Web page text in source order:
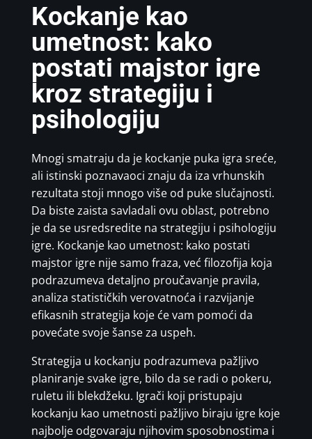
Kockanje kao
umetnost: kako
postati majstor igre
kroz strategiju i
psihologiju
Mnogi smatraju da je kockanje puka igra sreće,
ali istinski poznavaoci znaju da iza vrhunskih
rezultata stoji mnogo više od puke slučajnosti.
Da biste zaista savladali ovu oblast, potrebno
je da se usredsredite na strategiju i psihologiju
igre. Kockanje kao umetnost: kako postati
majstor igre nije samo fraza, već filozofija koja
podrazumeva detaljno proučavanje pravila,
analiza statističkih verovatnoća i razvijanje
efikasnih strategija koje će vam pomoći da
povećate svoje šanse za uspeh.
Strategija u kockanju podrazumeva pažljivo
planiranje svake igre, bilo da se radi o pokeru,
ruletu ili blekdžeku. Igrači koji pristupaju
kockanju kao umetnosti pažljivo biraju igre koje
najbolje odgovaraju njihovim sposobnostima i